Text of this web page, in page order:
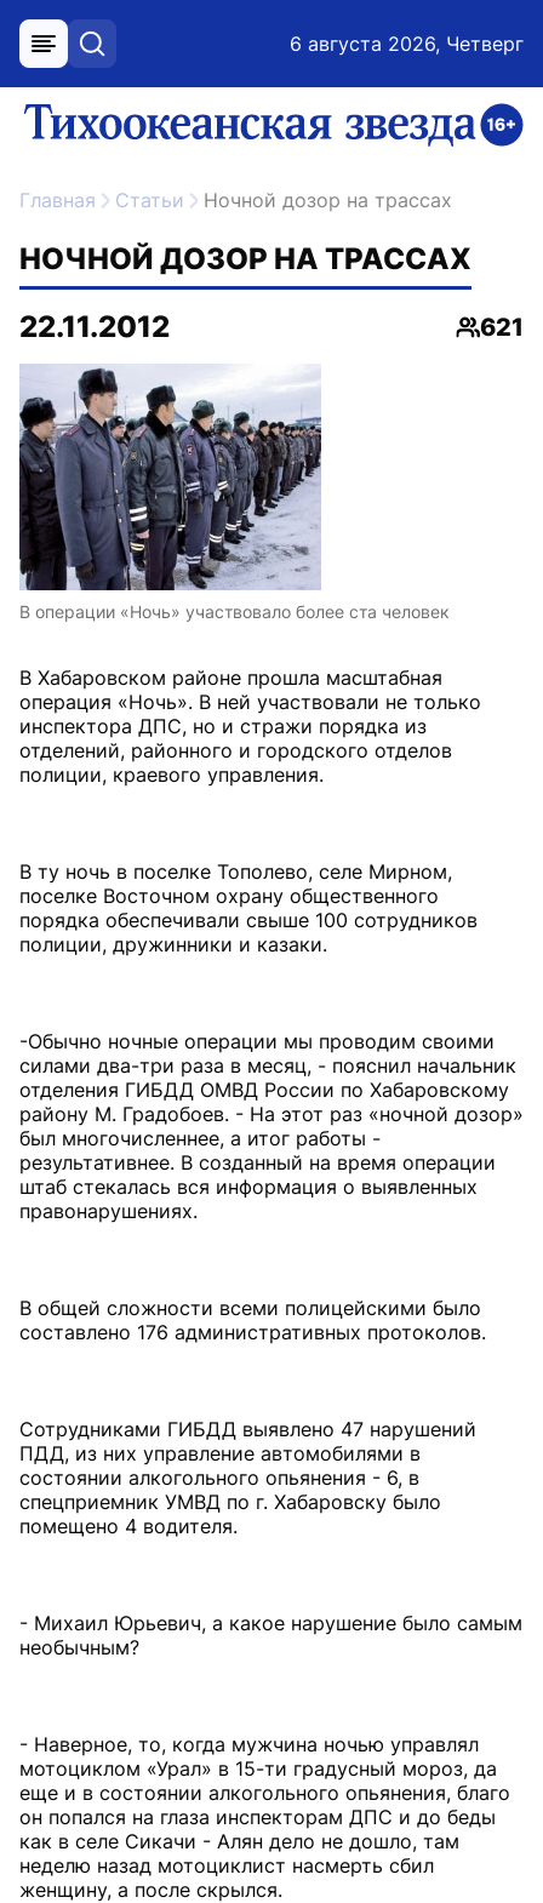
меню поиск 6 августа 2026, Четверг
ссылка на главную
Главная Статьи Ночной дозор на трассах
НОЧНОЙ ДОЗОР НА ТРАССАХ
22.11.2012
621
В операции «Ночь» участвовало более ста человек
В Хабаровском районе прошла масштабная
операция «Ночь». В ней участвовали не только
инспектора ДПС, но и стражи порядка из
отделений, районного и городского отделов
полиции, краевого управления.
В ту ночь в поселке Тополево, селе Мирном,
поселке Восточном охрану общественного
порядка обеспечивали свыше 100 сотрудников
полиции, дружинники и казаки.
-Обычно ночные операции мы проводим своими
силами два-три раза в месяц, - пояснил начальник
отделения ГИБДД ОМВД России по Хабаровскому
району М. Градобоев. - На этот раз «ночной дозор»
был многочисленнее, а итог работы -
результативнее. В созданный на время операции
штаб стекалась вся информация о выявленных
правонарушениях.
В общей сложности всеми полицейскими было
составлено 176 административных протоколов.
Сотрудниками ГИБДД выявлено 47 нарушений
ПДД, из них управление автомобилями в
состоянии алкогольного опьянения - 6, в
спецприемник УМВД по г. Хабаровску было
помещено 4 водителя.
- Михаил Юрьевич, а какое нарушение было самым
необычным?
- Наверное, то, когда мужчина ночью управлял
мотоциклом «Урал» в 15-ти градусный мороз, да
еще и в состоянии алкогольного опьянения, благо
он попался на глаза инспекторам ДПС и до беды
как в селе Сикачи - Алян дело не дошло, там
неделю назад мотоциклист насмерть сбил
женщину, а после скрылся.